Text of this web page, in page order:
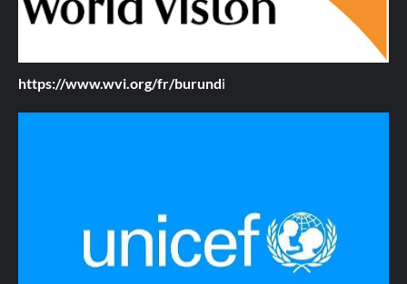
https://www.wvi.org/fr/burundi